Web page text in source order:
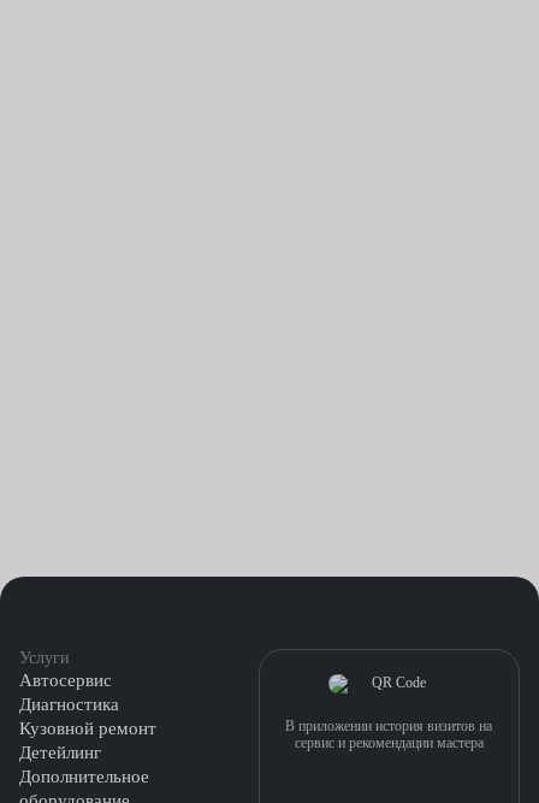
Услуги
Автосервис
Диагностика
Кузовной ремонт
Детейлинг
Дополнительное
В приложении история визитов на
сервис и рекомендации мастера